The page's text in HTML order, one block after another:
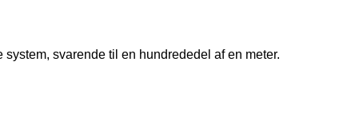
svarende til en hundrededel af en meter.